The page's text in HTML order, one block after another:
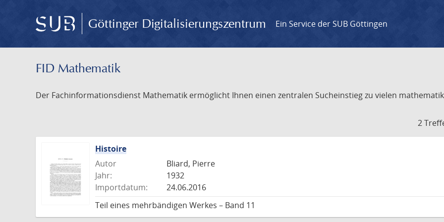
Göttinger Digitalisierungszentrum Ein Service der SUB Göttingen
FID Mathematik
Der Fachinformationsdienst Mathematik ermöglicht Ihnen einen zentralen Sucheinstieg zu vielen
2
Histoire
Autor
Bliard, Pierre
Jahr:
1932
Importdatum:
24.06.2016
Teil eines mehrbändigen Werkes – Band 11